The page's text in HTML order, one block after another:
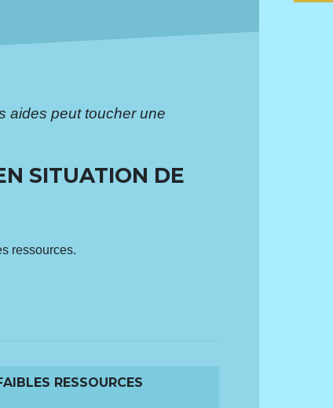
aides peut toucher une
SITUATION DE
ressources.
RESSOURCES